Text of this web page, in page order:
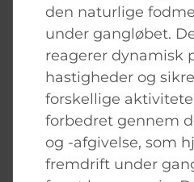
den naturlige
under gangløbet.
reagerer dynamisk
hastigheder og
forskellige
forbedret gennem
og -afgivelse, som
fremdrift under